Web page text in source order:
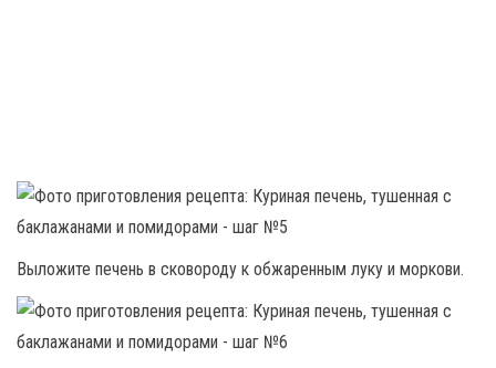
Выложите печень в сковороду к обжаренным луку и моркови.